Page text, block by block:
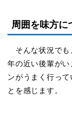
周囲を味方に
そんな状況でも
年の近い後輩が
ンがうまく行っ
とを感じます。